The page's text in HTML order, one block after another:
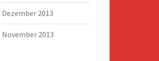
Dezember 2013
November 2013